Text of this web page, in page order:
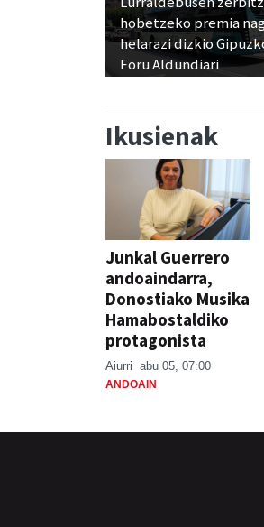
hobetzeko premia
helarazi dizkio
Foru Aldundiari
Ikusienak
Junkal Guerrero
andoaindarra,
Donostiako Musika
Hamabostaldiko
protagonista
Aiurri abu 05, 07:00
ANDOAIN